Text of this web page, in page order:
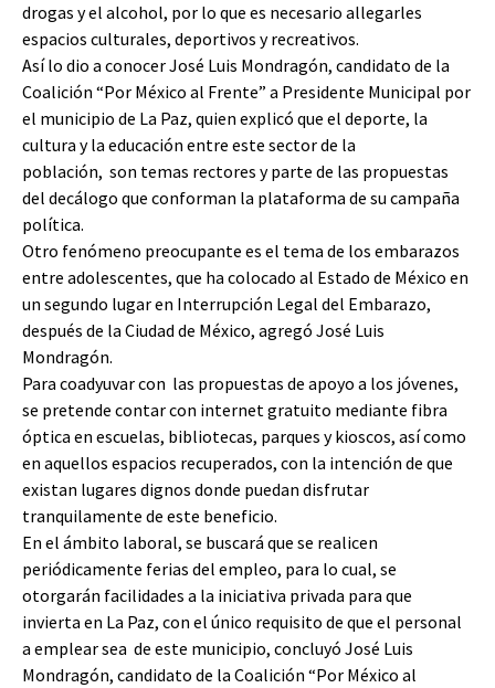
drogas y el alcohol, por lo que es necesario allegarles
espacios culturales, deportivos y recreativos.
Así lo dio a conocer José Luis Mondragón, candidato de la
Coalición “Por México al Frente” a Presidente Municipal por
el municipio de La Paz, quien explicó que el deporte, la
cultura y la educación entre este sector de la
población, son temas rectores y parte de las propuestas
del decálogo que conforman la plataforma de su campaña
política.
Otro fenómeno preocupante es el tema de los embarazos
entre adolescentes, que ha colocado al Estado de México en
un segundo lugar en Interrupción Legal del Embarazo,
después de la Ciudad de México, agregó José Luis
Mondragón.
Para coadyuvar con las propuestas de apoyo a los jóvenes,
se pretende contar con internet gratuito mediante fibra
óptica en escuelas, bibliotecas, parques y kioscos, así como
en aquellos espacios recuperados, con la intención de que
existan lugares dignos donde puedan disfrutar
tranquilamente de este beneficio.
En el ámbito laboral, se buscará que se realicen
periódicamente ferias del empleo, para lo cual, se
otorgarán facilidades a la iniciativa privada para que
invierta en La Paz, con el único requisito de que el personal
a emplear sea de este municipio, concluyó José Luis
Mondragón, candidato de la Coalición “Por México al